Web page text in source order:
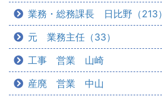
業務・総務課長 日比野（213）
元 業務主任（33）
工事 営業 山崎
産廃 営業 中山